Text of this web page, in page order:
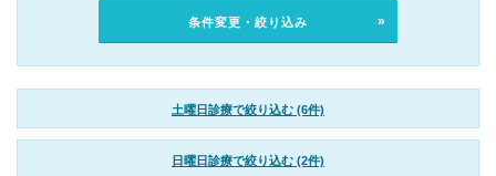
条件変更・絞り込み
土曜日診療で絞り込む (6件)
日曜日診療で絞り込む (2件)